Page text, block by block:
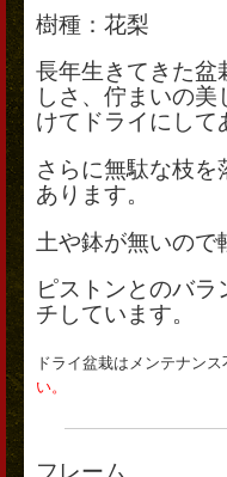
樹種：花梨
長年生きてきた盆
しさ、佇まいの
けてドライにして
さらに無駄な枝を
あります。
土や鉢が無いので
ピストンとのバラ
チしています。
ドライ盆栽はメンテナン
い。